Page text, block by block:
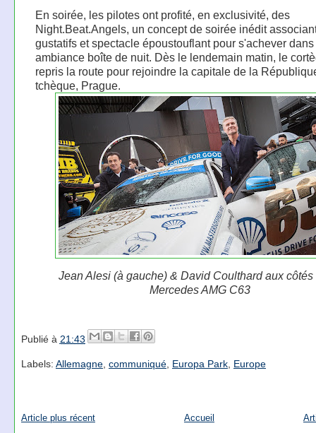
En soirée, les pilotes ont profité, en exclusivité, des
Night.Beat.Angels, un concept de soirée inédit
gustatifs et spectacle époustouflant pour s'achever
ambiance boîte de nuit. Dès le lendemain matin, le
repris la route pour rejoindre la capitale de la
tchèque, Prague.
Jean Alesi (à gauche) & David Coulthard aux côtés
Mercedes AMG C63
Publié à 21:43
Labels: Allemagne, communiqué, Europa Park, Europe
Article plus récent Accueil